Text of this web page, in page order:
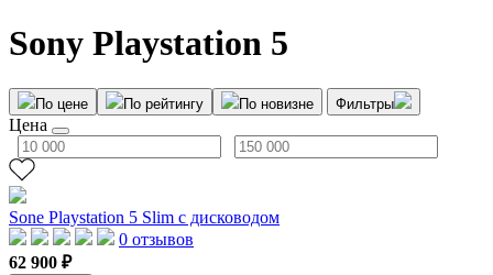
Sony Playstation 5
По цене По рейтингу По новизне Фильтры
Цена
Sone Playstation 5 Slim с дисководом
0 отзывов
62 900 ₽